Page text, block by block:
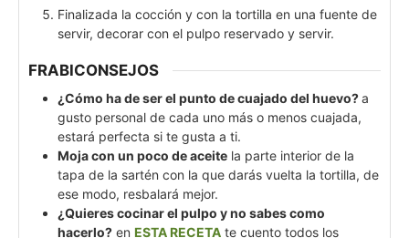
Finalizada la cocción y con la tortilla en una fuente de
servir, decorar con el pulpo reservado y servir.
FRABICONSEJOS
¿Cómo ha de ser el punto de cuajado del huevo?a
gusto personal de cada uno más o menos cuajada,
estará perfecta si te gusta a ti.
Moja con un poco de aceite la parte interior de la
tapa de la sartén con la que darás vuelta la tortilla, de
ese modo, resbalará mejor.
¿Quieres cocinar el pulpo y no sabes como
hacerlo? en ESTA RECETA te cuento todos los